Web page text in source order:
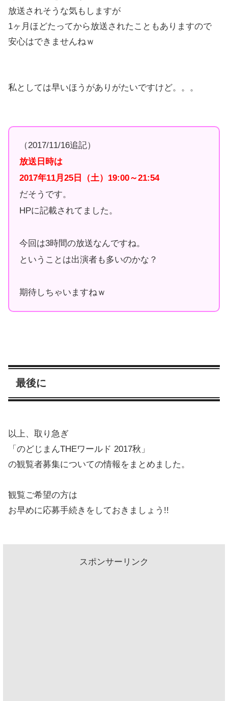
放送されそうな気もしますが
1ヶ月ほどたってから放送されたこともありますので
安心はできませんねｗ
私としては早いほうがありがたいですけど。。。
（2017/11/16追記）
放送日時は
2017年11月25日（土）19:00～21:54
だそうです。
HPに記載されてました。
今回は3時間の放送なんですね。
ということは出演者も多いのかな？
期待しちゃいますねｗ
最後に
以上、取り急ぎ
「のどじまんTHEワールド 2017秋」
の観覧者募集についての情報をまとめました。
観覧ご希望の方は
お早めに応募手続きをしておきましょう!!
スポンサーリンク